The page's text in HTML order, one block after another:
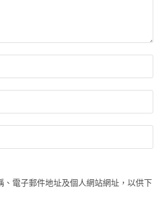
、電子郵件地址及個人網站網址，以供下